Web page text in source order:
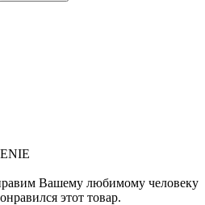
Вашему любимому человеку
этот товар.